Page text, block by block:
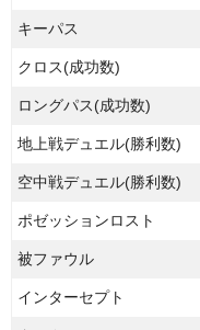
キーパス
クロス(成功数)
ロングパス(成功数)
地上戦デュエル(勝利数)
空中戦デュエル(勝利数)
ポゼッションロスト
被ファウル
インターセプト